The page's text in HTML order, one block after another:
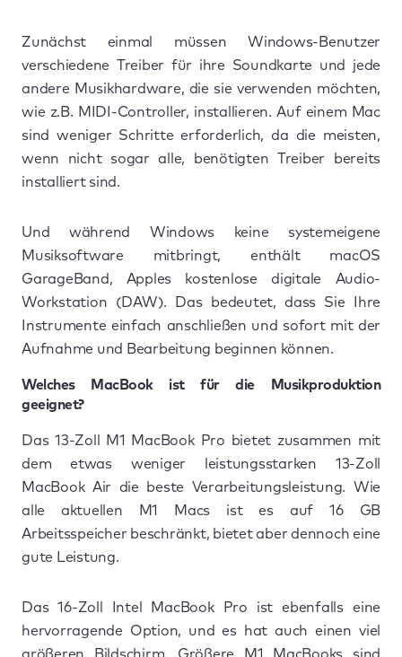
Zunächst einmal müssen Windows-Benutzer
verschiedene Treiber für ihre Soundkarte und jede
andere Musikhardware, die sie verwenden möchten,
wie z.B. MIDI-Controller, installieren. Auf einem Mac
sind weniger Schritte erforderlich, da die meisten,
wenn nicht sogar alle, benötigten Treiber bereits
installiert sind.
Und während Windows keine systemeigene
Musiksoftware mitbringt, enthält macOS
GarageBand, Apples kostenlose digitale Audio-
Workstation (DAW). Das bedeutet, dass Sie Ihre
Instrumente einfach anschließen und sofort mit der
Aufnahme und Bearbeitung beginnen können.
Welches MacBook ist für die Musikproduktion
geeignet?
Das 13-Zoll M1 MacBook Pro bietet zusammen mit
dem etwas weniger leistungsstarken 13-Zoll
MacBook Air die beste Verarbeitungsleistung. Wie
alle aktuellen M1 Macs ist es auf 16 GB
Arbeitsspeicher beschränkt, bietet aber dennoch eine
gute Leistung.
Das 16-Zoll Intel MacBook Pro ist ebenfalls eine
hervorragende Option, und es hat auch einen viel
größeren Bildschirm. Größere M1 MacBooks sind